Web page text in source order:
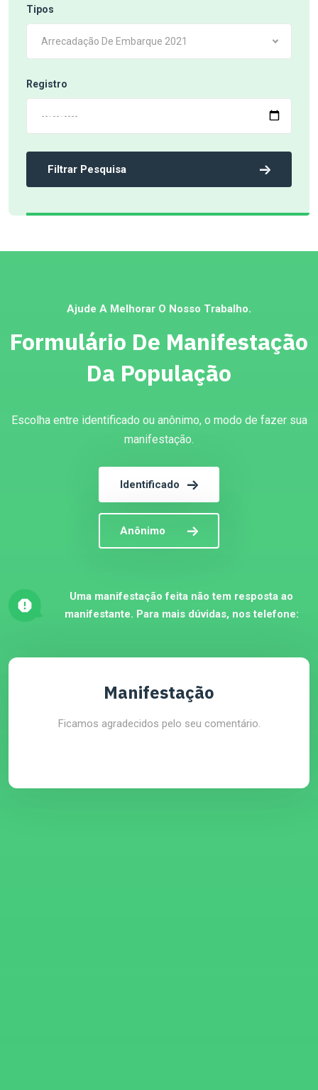
Tipos
Arrecadação De Embarque 2021
Registro
Filtrar Pesquisa
Ajude A Melhorar O Nosso Trabalho.
Formulário De Manifestação
Da População
Escolha entre identificado ou anônimo, o modo de fazer sua
manifestação.
Identificado
Anônimo
Uma manifestação feita não tem resposta ao
manifestante. Para mais dúvidas, nos telefone:
Manifestação
Ficamos agradecidos pelo seu comentário.